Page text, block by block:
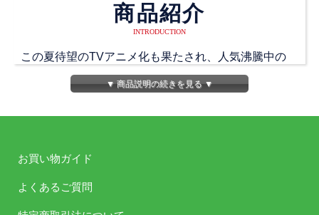
商品紹介
INTRODUCTION
この夏待望のTVアニメ化も果たされ、人気沸騰中の
「快盗天使ツインエンジェル」。
インターネットラジオステーション＜音泉＞にてオン
チャでキュンキュンなドラマを展開！
このCDでしか聞くことのできないオリジナル・エピ
▼ 商品説明の続きを見る ▼
お買い物ガイド
よくあるご質問